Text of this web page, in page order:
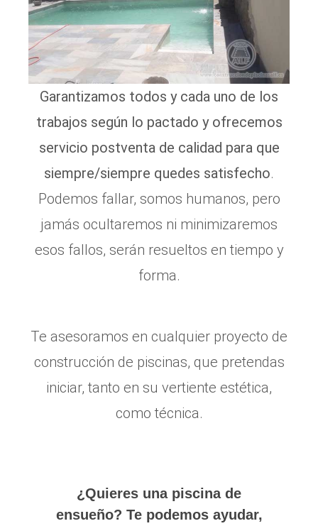
Garantizamos todos y cada uno de los
trabajos según lo pactado y ofrecemos
servicio postventa de calidad para que
siempre/siempre quedes satisfecho.
Podemos fallar, somos humanos, pero
jamás ocultaremos ni minimizaremos
esos fallos, serán resueltos en tiempo y
forma.
Te asesoramos en cualquier proyecto de
construcción de piscinas, que pretendas
iniciar, tanto en su vertiente estética,
como técnica.
¿Quieres una piscina de
ensueño? Te podemos ayudar,